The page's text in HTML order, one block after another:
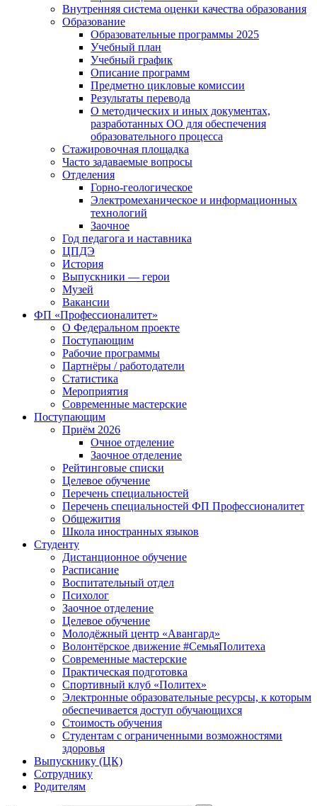
Внутренняя система оценки качества образования
Образование
Образовательные программы 2025
Учебный план
Учебный график
Описание программ
Предметно цикловые комиссии
Результаты перевода
О методических и иных документах,
разработанных ОО для обеспечения
образовательного процесса
Стажировочная площадка
Часто задаваемые вопросы
Отделения
Горно-геологическое
Электромеханическое и информационных
технологий
Заочное
Год педагога и наставника
ЦПДЭ
История
Выпускники — герои
Музей
Вакансии
ФП «Профессионалитет»
О Федеральном проекте
Поступающим
Рабочие программы
Партнёры / работодатели
Статистика
Мероприятия
Современные мастерские
Поступающим
Приём 2026
Очное отделение
Заочное отделение
Рейтинговые списки
Целевое обучение
Перечень специальностей
Перечень специальностей ФП Профессионалитет
Общежития
Школа иностранных языков
Студенту
Дистанционное обучение
Расписание
Воспитательный отдел
Психолог
Заочное отделение
Целевое обучение
Молодёжный центр «Авангард»
Волонтёрское движение #СемьяПолитеха
Современные мастерские
Практическая подготовка
Спортивный клуб «Политех»
Электронные образовательные ресурсы, к которым
обеспечивается доступ обучающихся
Стоимость обучения
Студентам с ограниченными возможностями
здоровья
Выпускнику (ЦК)
Сотруднику
Родителям